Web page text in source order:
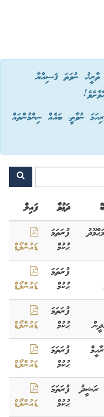
ނުވަތަ ޤަޟިއްޔާ
ނުވާތީ، ބައެއް ނިންމުންތައް
ދަޢުވާ
ފައިލް
ފުރަތަމަ
ޙުކުމް
ޑައުންލޯޑް
ފުރަތަމަ
ޙުކުމް
ޑައުންލޯޑް
ފުރަތަމަ
ޙުކުމް
ޑައުންލޯޑް
ފުރަތަމަ
ޙުކުމް
ޑައުންލޯޑް
ރަޝީދު
ފުރަތަމަ
ޙުކުމް
ޑައުންލޯޑް